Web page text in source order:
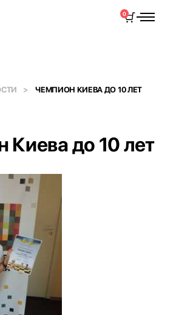
0
ЧЕМПИОН КИЕВА ДО 10 ЛЕТ
Киева до 10 лет